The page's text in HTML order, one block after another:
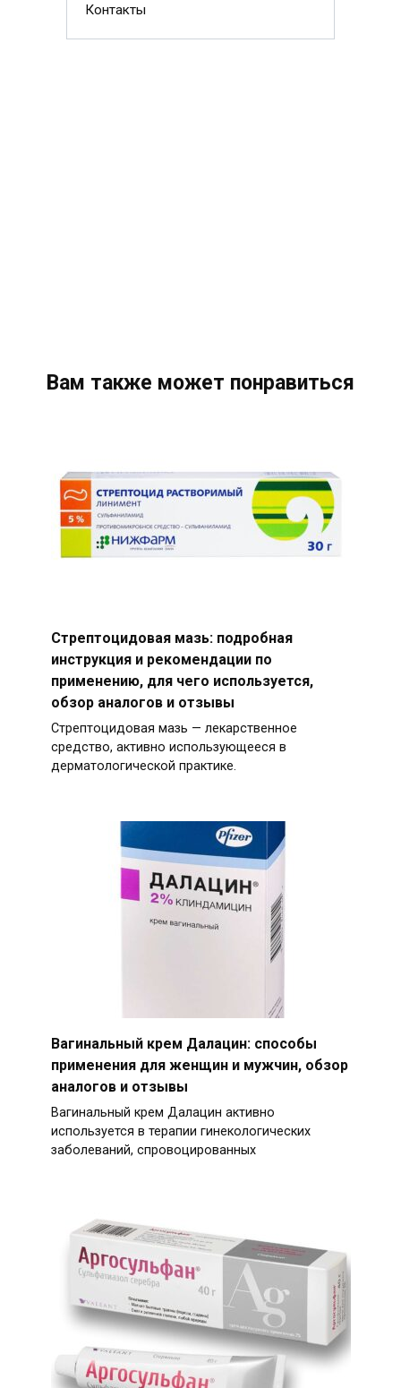
Контакты
Вам также может понравиться
Стрептоцидовая мазь: подробная
инструкция и рекомендации по
применению, для чего используется,
обзор аналогов и отзывы
Стрептоцидовая мазь — лекарственное
средство, активно использующееся в
дерматологической практике.
Вагинальный крем Далацин: способы
применения для женщин и мужчин, обзор
аналогов и отзывы
Вагинальный крем Далацин активно
используется в терапии гинекологических
заболеваний, спровоцированных